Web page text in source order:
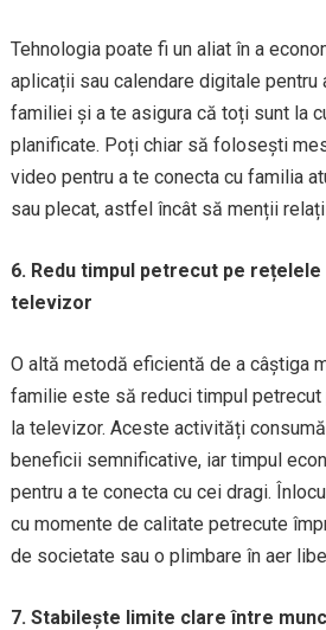
Tehnologia poate fi un aliat în a
aplicații sau calendare digitale pentru
familiei și a te asigura că toți sunt la
planificate. Poți chiar să folosești
video pentru a te conecta cu familia
sau plecat, astfel încât să menții
6. Redu timpul petrecut pe rețelele
televizor
O altă metodă eficientă de a câștiga
familie este să reduci timpul
la televizor. Aceste activități
beneficii semnificative, iar timpul
pentru a te conecta cu cei dragi.
cu momente de calitate petrecute
de societate sau o plimbare în aer
7. Stabilește limite clare între